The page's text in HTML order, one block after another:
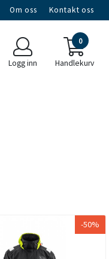
Om oss Kontakt oss
Logg inn
0
Handlekurv
-50%